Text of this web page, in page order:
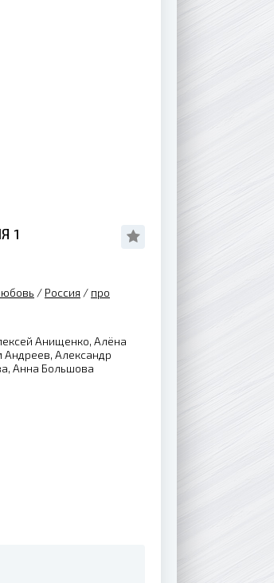
1
/ Россия / про
Анищенко, Алёна
Александр
Анна Большова